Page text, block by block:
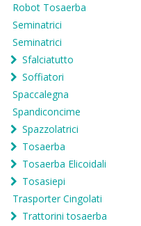
Robot Tosaerba
Seminatrici
Seminatrici
Sfalciatutto
Soffiatori
Spaccalegna
Spandiconcime
Spazzolatrici
Tosaerba
Tosaerba Elicoidali
Tosasiepi
Trasporter Cingolati
Trattorini tosaerba